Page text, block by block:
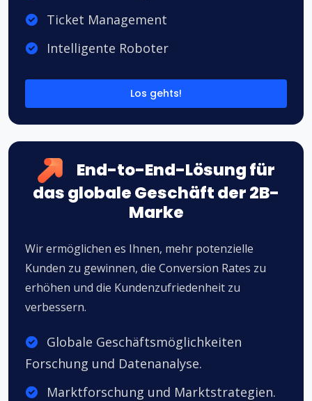
Ticket Management
Intelligente Roboter
Los gehts!
End-to-End-Lösung für
das globale Geschäft der 2B-
Marke
Wir ermöglichen es Ihnen, mehr potenzielle
Kunden zu gewinnen, die Conversion Rates zu
erhöhen und die Kundenzufriedenheit zu
verbessern.
Globale Geschäftsmöglichkeiten
Forschung und Datenanalyse.
Marktforschung und Marktstrategien.